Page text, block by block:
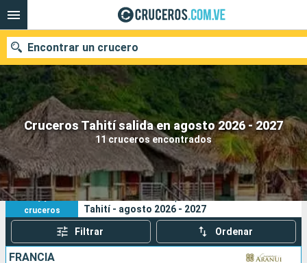
Cruceros Tahití salida en agosto 2026 - 2027
11 cruceros encontrados
Encontrar un crucero
Nuestros destinos
Fecha de salida
Puertos Compañías
Buscar
11
cruceros
Sus criterios de búsqueda:
Tahití - agosto 2026 - 2027
Filtrar Ordenar
FRANCIA